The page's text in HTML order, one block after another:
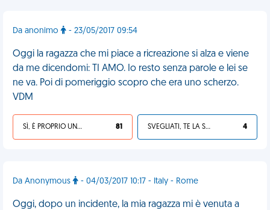
Da anonimo - 23/05/2017 09:54
Oggi la ragazza che mi piace a ricreazione si alza e viene
da me dicendomi: TI AMO. Io resto senza parole e lei se
ne va. Poi di pomeriggio scopro che era uno scherzo.
VDM
SÌ, È PROPRIO UNA VDM! 81 SVEGLIATI, TE LA SEI CERCATA! 4
Da Anonymous - 04/03/2017 10:17 - Italy - Rome
Oggi, dopo un incidente, la mia ragazza mi è venuta a